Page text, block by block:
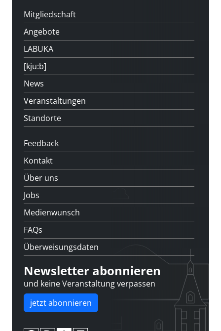
Mitgliedschaft
Angebote
LABUKA
[kju:b]
News
Veranstaltungen
Standorte
Feedback
Kontakt
Über uns
Jobs
Medienwunsch
FAQs
Überweisungsdaten
Newsletter abonnieren
und keine Veranstaltung verpassen
jetzt abonnieren